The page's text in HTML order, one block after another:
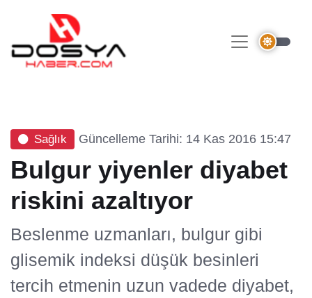
Sağlık Güncelleme Tarihi: 14 Kas 2016 15:47
Bulgur yiyenler diyabet
riskini azaltıyor
Beslenme uzmanları, bulgur gibi
glisemik indeksi düşük besinleri
tercih etmenin uzun vadede diyabet,